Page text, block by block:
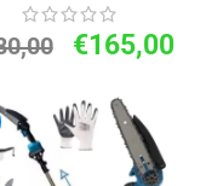
€165,00